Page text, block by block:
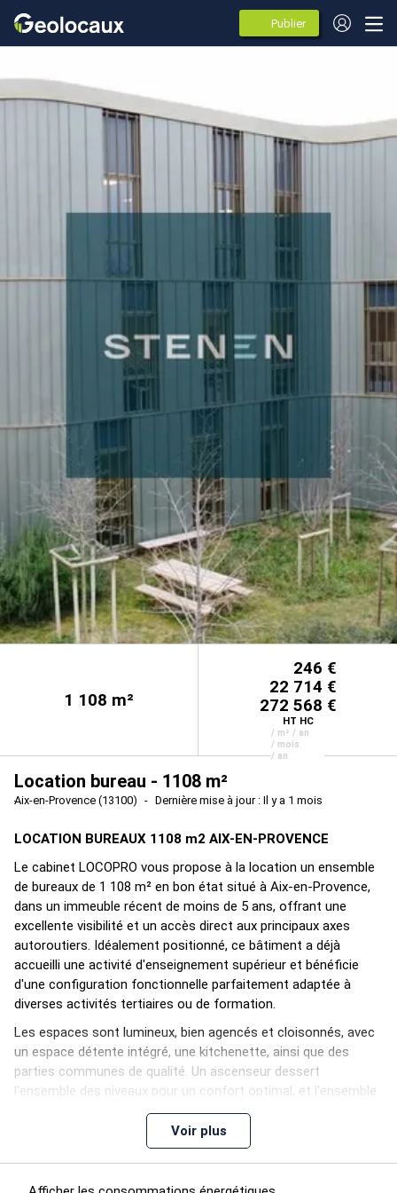
Publier
des
annonces
1 108 m²
246 €
22 714 €
272 568 €
HT HC
/ m² / an
/ mois
/ an
Location bureau - 1108 m²
Aix-en-Provence (13100) Dernière mise à jour : Il y a 1 mois
LOCATION BUREAUX 1108 m2 AIX-EN-PROVENCE
Le cabinet LOCOPRO vous propose à la location un ensemble
de bureaux de 1 108 m² en bon état situé à Aix-en-Provence,
dans un immeuble récent de moins de 5 ans, offrant une
excellente visibilité et un accès direct aux principaux axes
autoroutiers. Idéalement positionné, ce bâtiment a déjà
accueilli une activité d'enseignement supérieur et bénéficie
d'une configuration fonctionnelle parfaitement adaptée à
diverses activités tertiaires ou de formation.
Les espaces sont lumineux, bien agencés et cloisonnés, avec
un espace détente intégré, une kitchenette, ainsi que des
parties communes de qualité. Un ascenseur dessert
l'ensemble des niveaux pour un confort optimal, et l'ensemble
du site est équipé de la fibre optique, de contrôles d'accès
sécurisés et d'un système de fermeture sur site clos.
Voir plus